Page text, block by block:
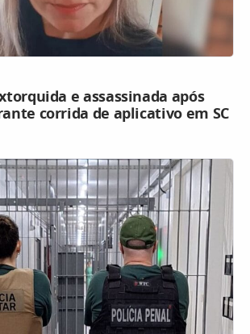
e assassinada após
corrida de aplicativo em SC